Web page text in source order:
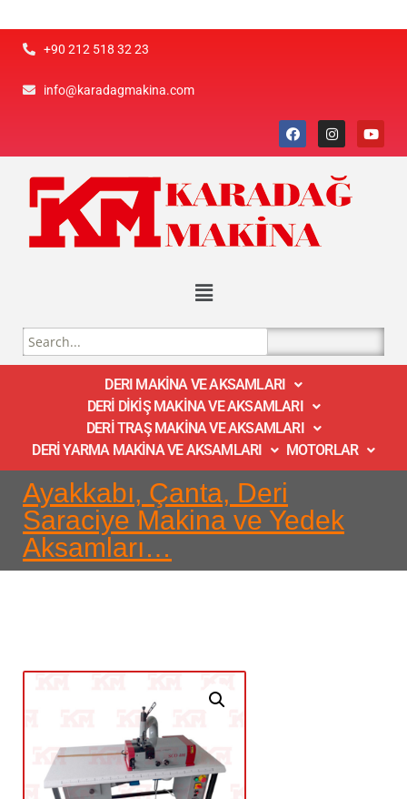
+90 212 518 32 23
info@karadagmakina.com
DERI MAKİNA VE AKSAMLARI
DERİ DİKİŞ MAKİNA VE AKSAMLARI
DERİ TRAŞ MAKİNA VE AKSAMLARI
DERİ YARMA MAKİNA VE AKSAMLARI
MOTORLAR
Ayakkabı, Çanta, Deri
Saraciye Makina ve Yedek
Aksamları…